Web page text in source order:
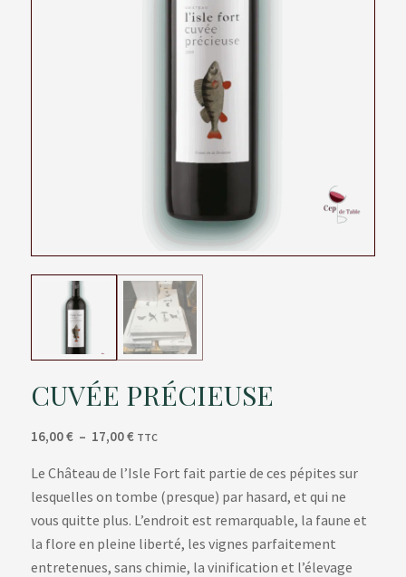
CUVÉE PRÉCIEUSE
16,00€ – 17,00€Plage
prix :
16,00 €
à
17,00 €
TTC
Le Château de l’Isle Fort fait partie de ces pépites sur
lesquelles on tombe (presque) par hasard, et qui ne
vous quitte plus. L’endroit est remarquable, la faune et
la flore en pleine liberté, les vignes parfaitement
entretenues, sans chimie, la vinification et l’élevage